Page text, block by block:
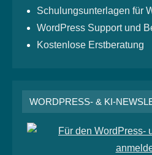
Schulungsunterlagen für
WordPress Support und
Kostenlose Erstberatung
WORDPRESS- & KI-